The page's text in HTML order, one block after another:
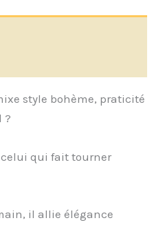
style bohème, praticité
?
qui fait tourner
il allie élégance